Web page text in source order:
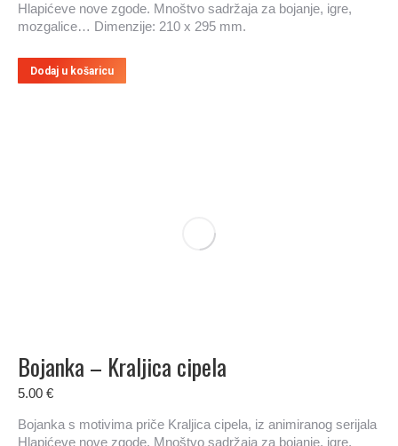
Hlapićeve nove zgode. Mnoštvo sadržaja za bojanje, igre,
mozgalice… Dimenzije: 210 x 295 mm.
Dodaj u košaricu
Bojanka – Kraljica cipela
5.00 €
Bojanka s motivima priče Kraljica cipela, iz animiranog serijala
Hlapićeve nove zgode. Mnoštvo sadržaja za bojanje, igre,